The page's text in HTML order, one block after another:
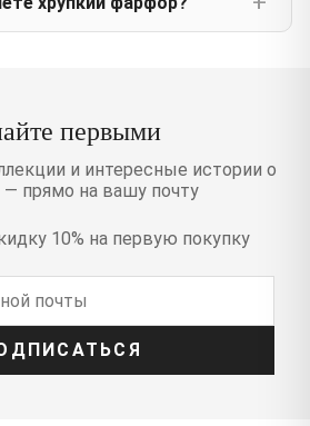
первыми
и интересные истории о
прямо на вашу почту
10% на первую покупку